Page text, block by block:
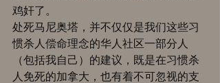
鸡奸了。
处死马尼奥塔，并不仅仅是我们这些习
惯杀人偿命理念的华人社区一部分人
（包括我自己）的建议，既是在习惯杀
人免死的加拿大，也有着不可忽视的支